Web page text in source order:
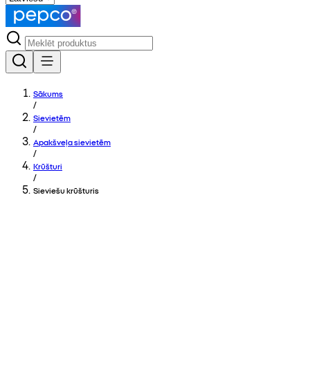
Sākums
/
Sievietēm
/
Apakšveļa sievietēm
/
Krūšturi
/
Sieviešu krūšturis